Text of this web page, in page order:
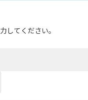
してください。